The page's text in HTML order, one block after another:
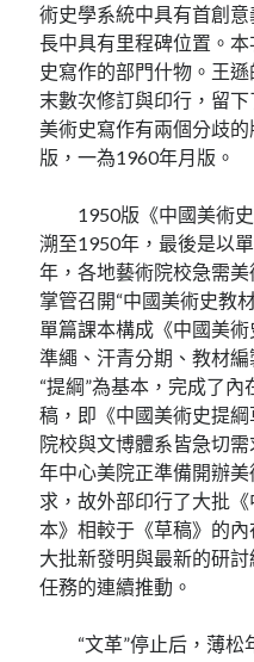
術史學系統中具有首創
長中具有里程碑位置。
史寫作的部門什物。王
末數次修訂與印行，留
美術史寫作有兩個分歧
版，一為1960年月版。
1950版《中國美術
溯至1950年，最後是以
年，各地藝術院校急需
掌管召開“中國美術史教
單篇課本構成《中國美
準繩、汗青分期、教材
“提綱”為基本，完成了
稿，即《中國美術史提綱
院校與文博體系皆急切
年中心美院正準備開辦
求，故外部印行了大批
本》相較于《草稿》的
大批新發明與最新的研
任務的連續推動。
“文革”停止后，薄